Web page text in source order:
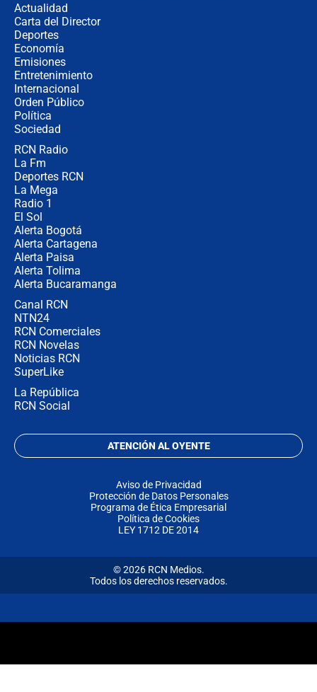
Actualidad
Carta del Director
Deportes
Economía
Emisiones
Entretenimiento
Internacional
Orden Público
Política
Sociedad
RCN Radio
La Fm
Deportes RCN
La Mega
Radio 1
El Sol
Alerta Bogotá
Alerta Cartagena
Alerta Paisa
Alerta Tolima
Alerta Bucaramanga
Canal RCN
NTN24
RCN Comerciales
RCN Novelas
Noticias RCN
SuperLike
La República
RCN Social
ATENCIÓN AL OYENTE
Aviso de Privacidad
Protección de Datos Personales
Programa de Ética Empresarial
Política de Cookies
LEY 1712 DE 2014
© 2026 RCN Medios.
Todos los derechos reservados.